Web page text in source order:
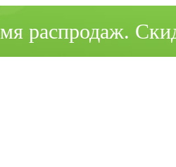
распродаж.